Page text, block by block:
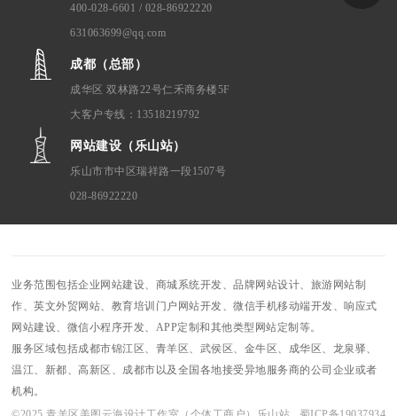
400-028-6601 / 028-86922220
631063699@qq.com
成都（总部）
成华区 双林路22号仁禾商务楼5F
大客户专线：13518219792
网站建设（乐山站）
乐山市市中区瑞祥路一段1507号
028-86922220
业务范围包括企业网站建设、商城系统开发、品牌网站设计、旅游网站制
作、英文外贸网站、教育培训门户网站开发、微信手机移动端开发、响应式
网站建设、微信小程序开发、APP定制和其他类型网站定制等。
服务区域包括成都市锦江区、青羊区、武侯区、金牛区、成华区、龙泉驿、
温江、新都、高新区、成都市以及全国各地接受异地服务商的公司企业或者
机构。